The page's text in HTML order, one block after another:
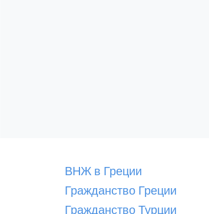
ВНЖ в Греции
Гражданство Греции
Гражданство Турции